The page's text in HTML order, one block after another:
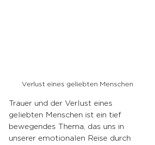
Verlust eines geliebten Menschen
Trauer und der Verlust eines
geliebten Menschen ist ein tief
bewegendes Thema, das uns in
unserer emotionalen Reise durch